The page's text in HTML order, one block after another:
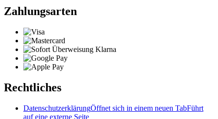
Zahlungsarten
Rechtliches
DatenschutzerklärungÖffnet sich in einem neuen TabFührt
auf eine externe Seite